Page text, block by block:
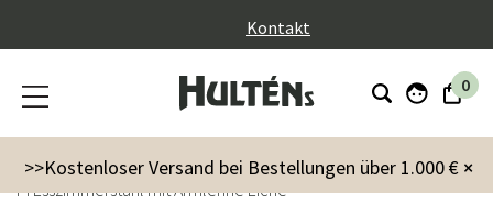
Kontakt
0
×
>>Kostenloser Versand bei Bestellungen über 1.000 €
Möbel Stühle
Esstühle
PI Esszimmerstuhl mit Armlehne Eiche